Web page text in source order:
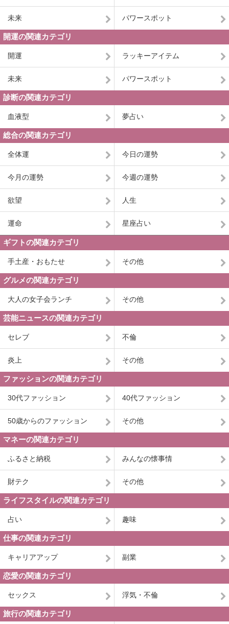
未来 パワースポット
開運の関連カテゴリ
開運 ラッキーアイテム
未来 パワースポット
診断の関連カテゴリ
血液型 夢占い
総合の関連カテゴリ
全体運 今日の運勢
今月の運勢 今週の運勢
欲望 人生
運命 星座占い
ギフトの関連カテゴリ
手土産・おもたせ その他
グルメの関連カテゴリ
大人の女子会ランチ その他
芸能ニュースの関連カテゴリ
セレブ 不倫
炎上 その他
ファッションの関連カテゴリ
30代ファッション 40代ファッション
50歳からのファッション その他
マネーの関連カテゴリ
ふるさと納税 みんなの懐事情
財テク その他
ライフスタイルの関連カテゴリ
占い 趣味
仕事の関連カテゴリ
キャリアアップ 副業
恋愛の関連カテゴリ
セックス 浮気・不倫
旅行の関連カテゴリ